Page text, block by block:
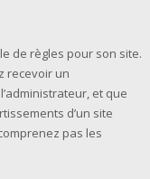
de règles pour son site.
recevoir un
et que
d’un site
pas les